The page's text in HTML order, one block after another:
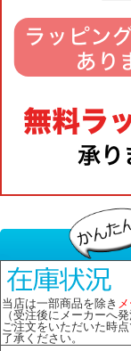
当店は一部商品を除き
（受注後にメーカーへ発
ご注文をいただいた時
了承ください。